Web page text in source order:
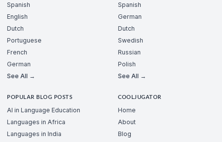
Spanish
English
Dutch
Portuguese
French
German
See All →
Spanish
German
Dutch
Swedish
Russian
Polish
See All →
POPULAR BLOG POSTS
AI in Language Education
Languages in Africa
Languages in India
COOLJUGATOR
Home
About
Blog